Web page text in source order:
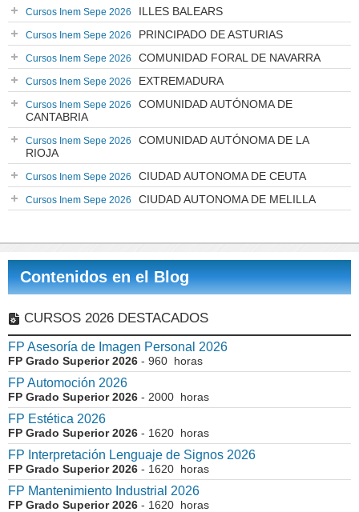
Cursos Inem Sepe 2026 ILLES BALEARS
Cursos Inem Sepe 2026 PRINCIPADO DE ASTURIAS
Cursos Inem Sepe 2026 COMUNIDAD FORAL DE NAVARRA
Cursos Inem Sepe 2026 EXTREMADURA
Cursos Inem Sepe 2026
COMUNIDAD AUTÓNOMA DE
CANTABRIA
Cursos Inem Sepe 2026
COMUNIDAD AUTÓNOMA DE LA
RIOJA
Cursos Inem Sepe 2026 CIUDAD AUTONOMA DE CEUTA
Cursos Inem Sepe 2026 CIUDAD AUTONOMA DE MELILLA
Contenidos en el Blog
CURSOS 2026 DESTACADOS
FP Asesoría de Imagen Personal 2026
FP Grado Superior 2026 - 960 horas
FP Automoción 2026
FP Grado Superior 2026 - 2000 horas
FP Estética 2026
FP Grado Superior 2026 - 1620 horas
FP Interpretación Lenguaje de Signos 2026
FP Grado Superior 2026 - 1620 horas
FP Mantenimiento Industrial 2026
FP Grado Superior 2026 - 1620 horas